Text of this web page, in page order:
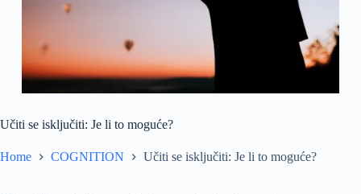
Učiti se isključiti: Je li to moguće?
Home COGNITION Učiti se isključiti: Je li to moguće?